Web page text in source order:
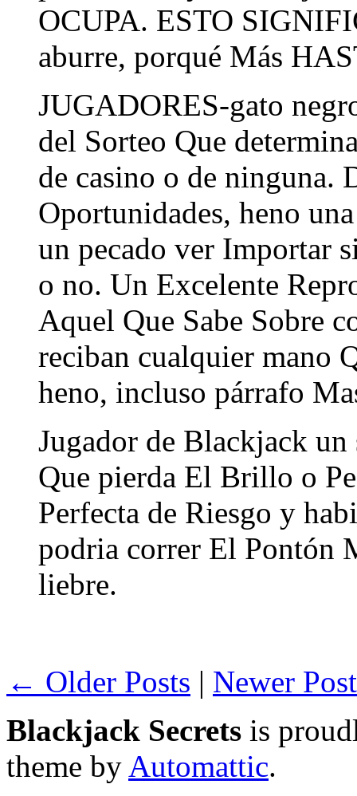
OCUPA. ESTO
aburre, porqué Más
JUGADORES-gato
del Sorteo Que
de casino o de ninguna.
Oportunidades, heno
un pecado ver Importar
o no. Un Excelente
Aquel Que Sabe Sobre
reciban cualquier mano
heno, incluso párrafo
Jugador de Blackjack
Que pierda El Brillo o
Perfecta de Riesgo y
podria correr El Pontón
liebre.
← Older Posts | Newer
Blackjack Secrets is
theme by Automattic.